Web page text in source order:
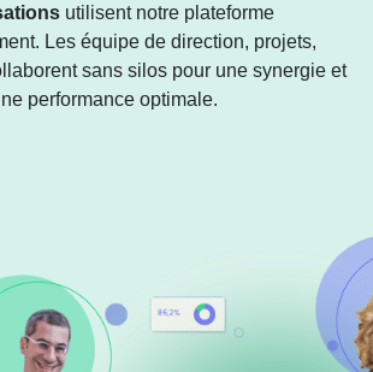
utilisent notre plateforme
Les équipe de direction, projets,
sans silos pour une synergie et
performance optimale.